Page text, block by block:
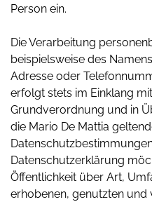
Person ein.
Die Verarbeitung
beispielsweise des
Adresse oder
erfolgt stets im Einklang
Grundverordnung und in
die Mario De Mattia
Datenschutzerklärung
Öffentlichkeit über Art,
erhobenen, genutzten und